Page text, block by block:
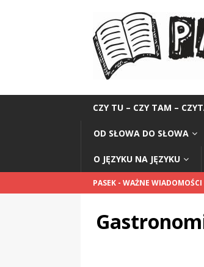
CZY TU – CZY TAM –
OD SŁOWA DO SŁOWA
O JĘZYKU NA JĘZYKU
PASEK - WAŻNE WIADOMOŚCI